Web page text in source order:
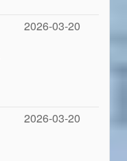
2026-03-20
2026-03-20